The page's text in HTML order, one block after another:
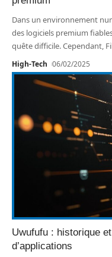
Dans un environnement
des logiciels premium
quête difficile. Cependant,
High-Tech 06/02/2025
Uwufufu : historique
d’applications